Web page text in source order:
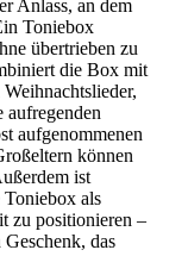
Anlass, an dem
Toniebox
übertrieben zu
die Box mit
aufregenden
aufgenommenen
können
ist
als
zu positionieren –
das